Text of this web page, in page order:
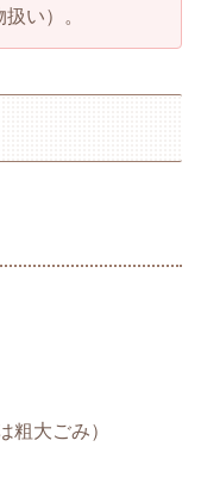
い）。
粗大ごみ）